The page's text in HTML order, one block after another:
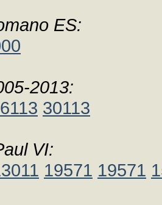
ES:
2013:
30113
VI:
19571 19571